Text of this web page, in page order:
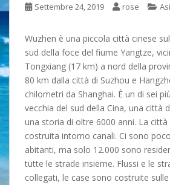
Settembre 24, 2019 rose
Wuzhen è una piccola città cinese
sud della foce del fiume Yangtze,
Tongxiang (17 km) a nord della
80 km dalla città di Suzhou e
chilometri da Shanghai. È un di sei
vecchia del sud della Cina, una città
una storia di oltre 6000 anni. La
costruita intorno canali. Ci sono
abitanti, ma solo 12.000 sono
tutte le strade insieme. Flussi e le
collegati, le case sono costruite